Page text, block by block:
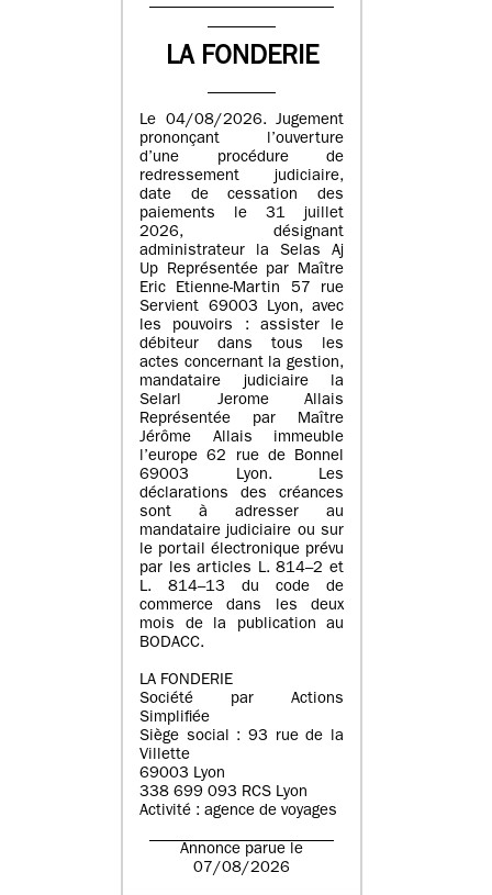
LA FONDERIE
Le 04/08/2026. Jugement
prononçant l’ouverture
d’une procédure de
redressement judiciaire,
date de cessation des
paiements le 31 juillet
2026, désignant
administrateur la Selas Aj
Up Représentée par Maître
Eric Etienne-Martin 57 rue
Servient 69003 Lyon, avec
les pouvoirs : assister le
débiteur dans tous les
actes concernant la gestion,
mandataire judiciaire la
Selarl Jerome Allais
Représentée par Maître
Jérôme Allais immeuble
l’europe 62 rue de Bonnel
69003 Lyon. Les
déclarations des créances
sont à adresser au
mandataire judiciaire ou sur
le portail électronique prévu
par les articles L. 814–2 et
L. 814–13 du code de
commerce dans les deux
mois de la publication au
BODACC.
LA FONDERIE
Société par Actions
Simplifiée
Siège social : 93 rue de la
Villette
69003 Lyon
338 699 093 RCS Lyon
Activité : agence de voyages
Annonce parue le
07/08/2026